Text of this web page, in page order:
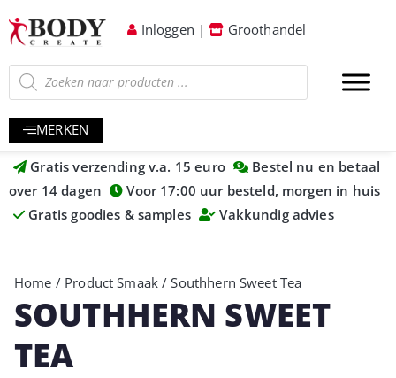
Inloggen | Groothandel
MERKEN
Gratis verzending v.a. 15 euro
Bestel nu en betaal
over 14 dagen
Voor 17:00 uur besteld, morgen in huis
Gratis goodies & samples
Vakkundig advies
Home / Product Smaak / Southhern Sweet Tea
SOUTHHERN SWEET
TEA